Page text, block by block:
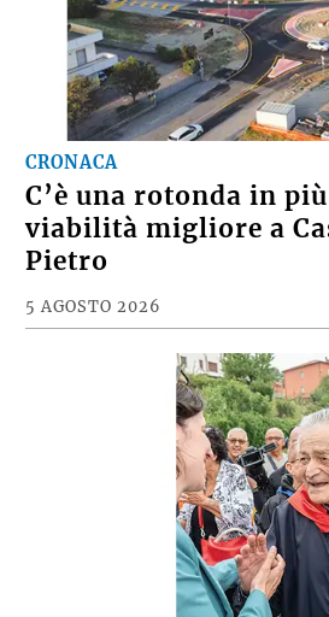
CRONACA
C’è una rotonda in
viabilità migliore a
Pietro
5 AGOSTO 2026